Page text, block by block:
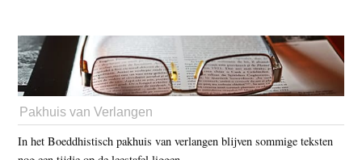
Pakhuis van Verlangen
In het Boeddhistisch pakhuis van verlangen blijven sommige teksten